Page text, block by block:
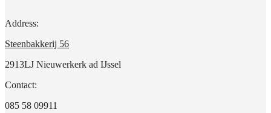
Address:
Steenbakkerij 56
2913LJ Nieuwerkerk ad IJssel
Contact:
085 58 09911